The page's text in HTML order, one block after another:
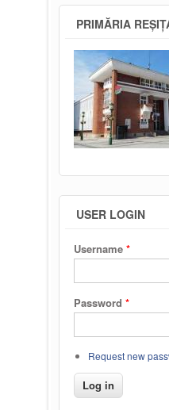
PRIMĂRIA
USER LOGIN
Username *
Password *
Request new